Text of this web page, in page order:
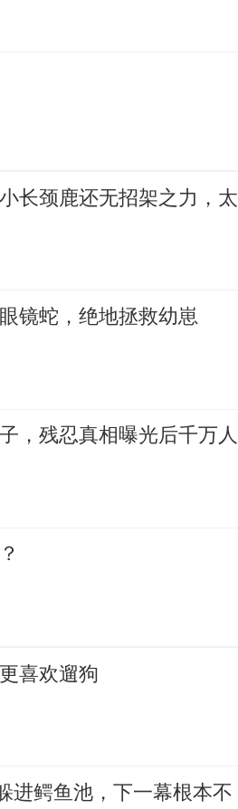
长颈鹿还无招架之力，太
镜蛇，绝地拯救幼崽
，残忍真相曝光后千万人
喜欢遛狗
进鳄鱼池，下一幕根本不